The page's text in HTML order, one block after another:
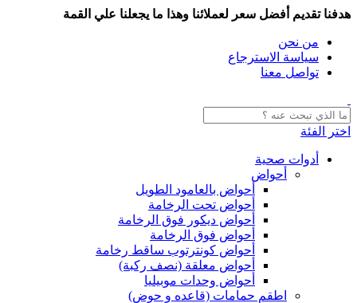
هدفنا تقديم أفضل سعر لعملائنا وهذا ما يجعلنا علي القمة
من نحن
سياسة الاسترجاع
تواصل معنا
اختر الفئة
أدوات صحية
أحواض
أحواض بالعامود الطويل
أحواض تحت الرخامة
أحواض ديكور فوق الرخامة
أحواض فوق الرخامة
أحواض كونترتوب ساقط رخامة
أحواض معلقة (نصف ركبة)
أحواض وحدات موبيليا
اطقم حمامات (قاعده و حوض)